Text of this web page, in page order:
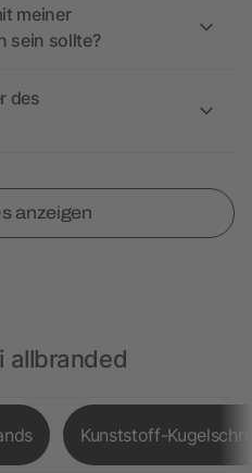
meiner
sein sollte?
des
anzeigen
allbranded
Kunststoff-